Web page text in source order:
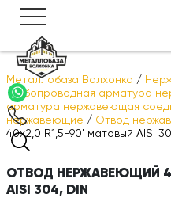
Металлобаза Волхонка /
Трубопроводная арматура
арматура нержавеющая
нержавеющие / Отвод
40х2,0 R1,5-90' матовый AISI
ОТВОД НЕРЖАВЕЮЩИЙ
AISI 304, DIN